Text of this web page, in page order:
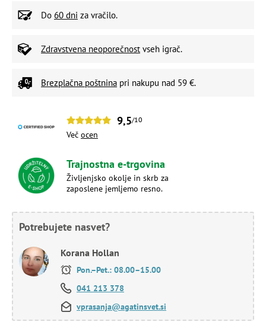
Do 60 dni za vračilo.
Zdravstvena neoporečnost vseh igrač.
Brezplačna poštnina pri nakupu nad 59 €.
9,5/10
Več ocen
Trajnostna e-trgovina
Življenjsko okolje in skrb za
zaposlene jemljemo resno.
Potrebujete nasvet?
Korana Hollan
Pon.–Pet.: 08.00–15.00
041 213 378
vprasanja@agatinsvet.si